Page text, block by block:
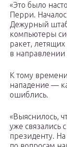
«Это было
Перри.
Дежурный
компьютеры
ракет,
в
К тому
нападение —
ошиблись.
«Выяснилось,
уже
президенту.